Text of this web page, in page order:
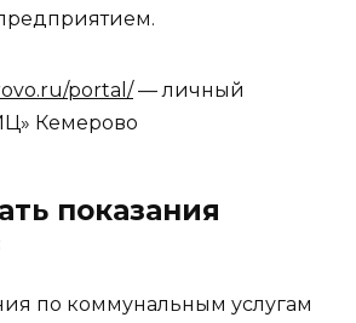
portal/— личный
Кемерово
показания
по коммунальным услугам